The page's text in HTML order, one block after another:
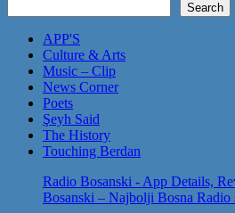
Search
APP'S
Culture & Arts
Music – Clip
News Corner
Poets
Şeyh Said
The History
Touching Berdan
Radio Bosanski - App Details,
Bosanski – Najbolji Bosna Radio